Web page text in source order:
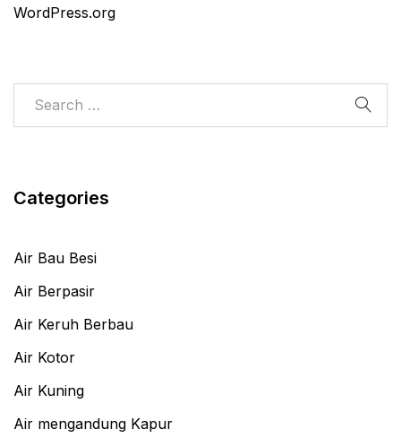
WordPress.org
Categories
Air Bau Besi
Air Berpasir
Air Keruh Berbau
Air Kotor
Air Kuning
Air mengandung Kapur